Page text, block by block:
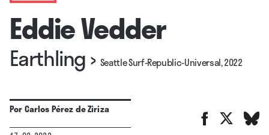
Eddie Vedder
Earthling› Seattle Surf-Republic-Universal, 2022
PorCarlos Pérez de Ziriza